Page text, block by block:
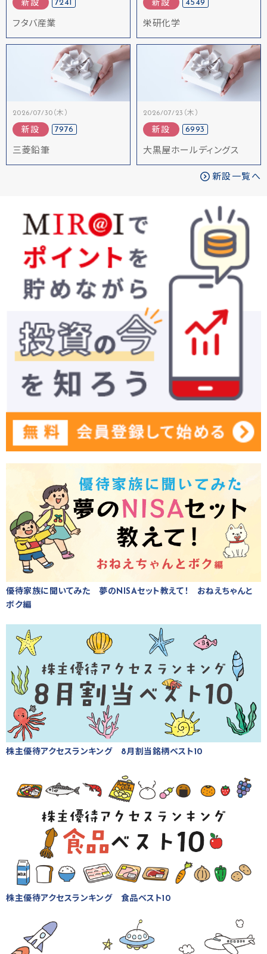
新設 7241
フタバ産業
新設 4549
栄研化学
2026/07/30（木）
新設 7976
三菱鉛筆
2026/07/23（木）
新設 6993
大黒屋ホールディングス
新設一覧へ
優待家族に聞いてみた 夢のNISAセット教えて！ おねえちゃんと
ボク編
株主優待アクセスランキング 8月割当銘柄ベスト10
株主優待アクセスランキング 食品ベスト10